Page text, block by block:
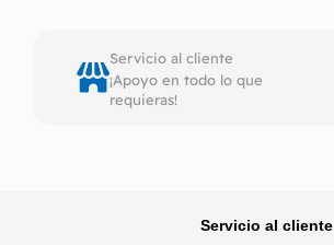
Servicio al cliente
¡Apoyo en todo lo que
requieras!
Servicio al cliente